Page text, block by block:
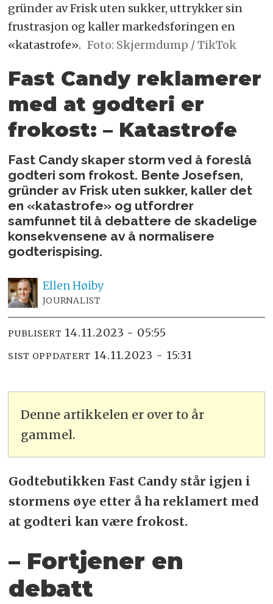
gründer av Frisk uten sukker, uttrykker sin
frustrasjon og kaller markedsføringen en
«katastrofe». Foto: Skjermdump / TikTok
Fast Candy reklamerer
med at godteri er
frokost: – Katastrofe
Fast Candy skaper storm ved å foreslå
godteri som frokost. Bente Josefsen,
gründer av Frisk uten sukker, kaller det
en «katastrofe» og utfordrer
samfunnet til å debattere de skadelige
konsekvensene av å normalisere
godterispising.
EllenHøiby
JOURNALIST
PUBLISERT 14.11.2023 - 05:55
SIST OPPDATERT 14.11.2023 - 15:31
Denne artikkelen er over to år
gammel.
Godtebutikken Fast Candy står igjen i
stormens øye etter å ha reklamert med
at godteri kan være frokost.
– Fortjener en
debatt